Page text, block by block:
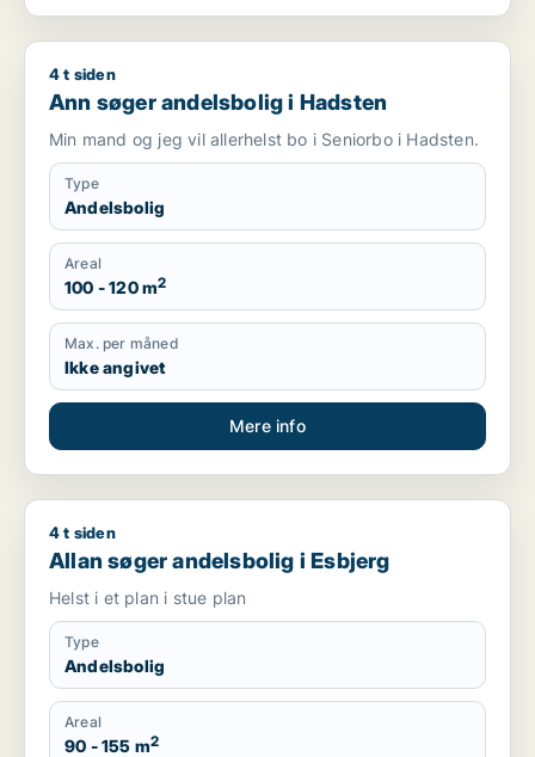
Ann søger andelsbolig i Hadsten
4 t siden
Ann søger andelsbolig i Hadsten
Min mand og jeg vil allerhelst bo i Seniorbo i Hadsten.
Type
Andelsbolig
Areal
100 - 120 m2
Max. per måned
Ikke angivet
Mere info
Allan søger andelsbolig i Esbjerg
4 t siden
Allan søger andelsbolig i Esbjerg
Helst i et plan i stue plan
Type
Andelsbolig
Areal
90 - 155 m2